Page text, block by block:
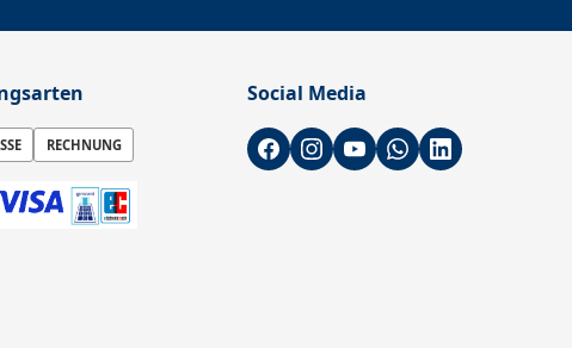
RECHNUNG
Social Media